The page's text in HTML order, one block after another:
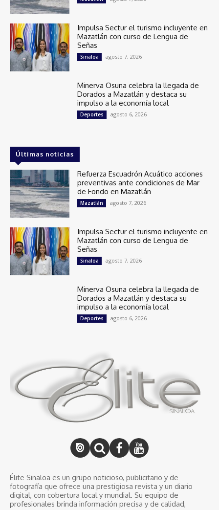
Impulsa Sectur el turismo incluyente en
Mazatlán con curso de Lengua de
Señas
Sinaloa agosto 7, 2026
Minerva Osuna celebra la llegada de
Dorados a Mazatlán y destaca su
impulso a la economía local
Deportes agosto 6, 2026
Últimas noticias
Refuerza Escuadrón Acuático acciones
preventivas ante condiciones de Mar
de Fondo en Mazatlán
Mazatlán agosto 7, 2026
Impulsa Sectur el turismo incluyente en
Mazatlán con curso de Lengua de
Señas
Sinaloa agosto 7, 2026
Minerva Osuna celebra la llegada de
Dorados a Mazatlán y destaca su
impulso a la economía local
Deportes agosto 6, 2026
Élite Sinaloa es un grupo noticioso, publicitario y de
fotografía que ofrece una prestigiosa revista y un diario
digital, con cobertura local y mundial. Su equipo de
profesionales brinda información precisa y de calidad,